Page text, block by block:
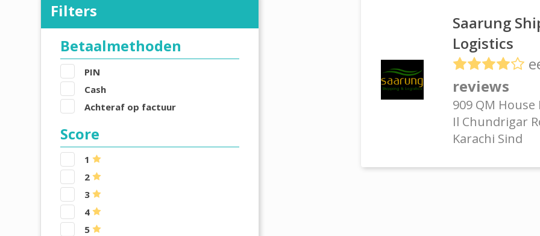
Filters
Betaalmethoden
PIN
Cash
Achteraf op factuur
Score
1
2
3
4
5
Saarung
Logistics
reviews
909 QM
Il Chundrigar
Karachi Sind